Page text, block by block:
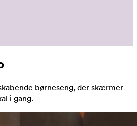
børneseng, der skærmer
i gang.